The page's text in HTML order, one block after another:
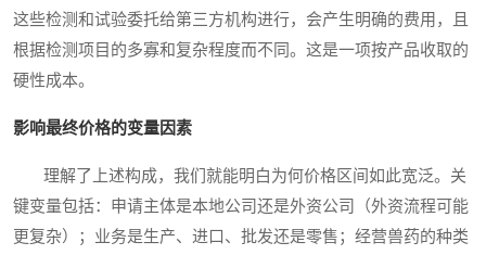
这些检测和试验委托给第三方机构进行，会产生明确的费用，且
根据检测项目的多寡和复杂程度而不同。这是一项按产品收取的
硬性成本。
影响最终价格的变量因素
理解了上述构成，我们就能明白为何价格区间如此宽泛。关
键变量包括：申请主体是本地公司还是外资公司（外资流程可能
更复杂）；业务是生产、进口、批发还是零售；经营兽药的种类